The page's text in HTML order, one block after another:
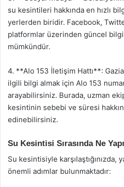
su kesintileri hakkında en hızlı
yerlerden biridir. Facebook,
platformlar üzerinden güncel
mümkündür.
4. **Alo 153 İletişim Hattı**:
ilgili bilgi almak için Alo 153
arayabilirsiniz. Burada, uzman
kesintinin sebebi ve süresi
edinebilirsiniz.
Su Kesintisi Sırasında Ne
Su kesintisiyle karşılaştığınızda,
önemli adımlar bulunmaktadır: